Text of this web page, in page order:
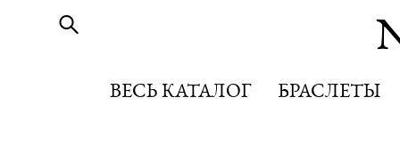
ВЕСЬ КАТАЛОГ БРАСЛЕТЫ
ВЕСЬ КАТАЛОГ БРАСЛЕТЫ